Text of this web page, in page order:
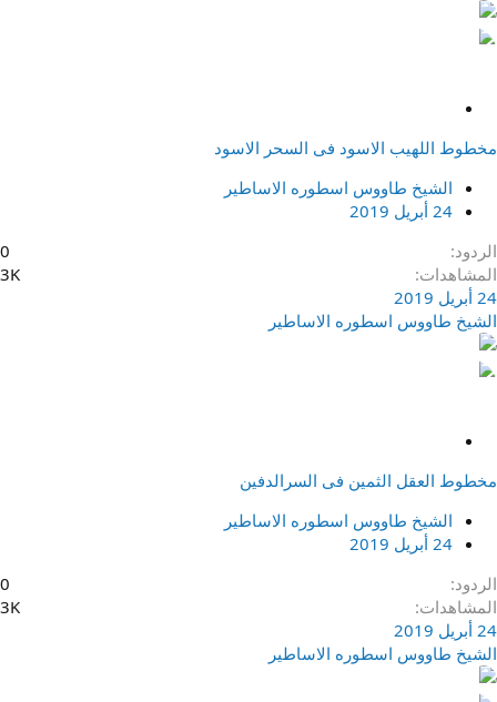
ب
ت
مخطوط اللهيب الاسود فى السحر الاسود
الشيخ طاووس اسطوره الاساطير
24 أبريل 2019
الردود
0
المشاهدات
3K
24 أبريل 2019
الشيخ طاووس اسطوره الاساطير
ب
ت
مخطوط العقل الثمين فى السرالدفين
الشيخ طاووس اسطوره الاساطير
24 أبريل 2019
الردود
0
المشاهدات
3K
24 أبريل 2019
الشيخ طاووس اسطوره الاساطير